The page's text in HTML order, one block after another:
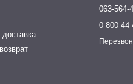
063-564-
0-800-